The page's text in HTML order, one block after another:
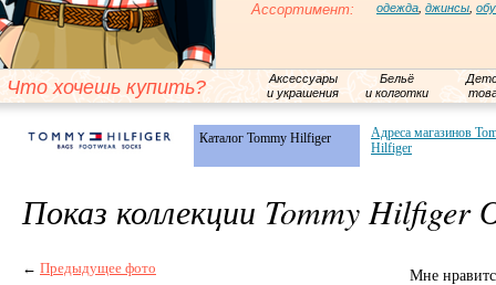
Ассортимент: одежда джинсы
Что хочешь купить?
Аксессуары
и украшения
Бельё
и колготки
Каталог Tommy Hilfiger
Адреса магазинов
Hilfiger
Показ коллекции Tommy Hilfiger
← Предыдущее фото Мне